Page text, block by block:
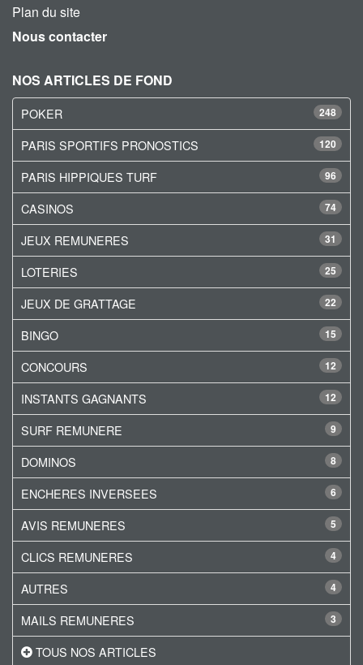
Plan du site
Nous contacter
NOS ARTICLES DE FOND
248
POKER
120
PARIS SPORTIFS PRONOSTICS
96
PARIS HIPPIQUES TURF
74
CASINOS
31
JEUX REMUNERES
25
LOTERIES
22
JEUX DE GRATTAGE
15
BINGO
12
CONCOURS
12
INSTANTS GAGNANTS
9
SURF REMUNERE
8
DOMINOS
6
ENCHERES INVERSEES
5
AVIS REMUNERES
4
CLICS REMUNERES
4
AUTRES
3
MAILS REMUNERES
TOUS NOS ARTICLES